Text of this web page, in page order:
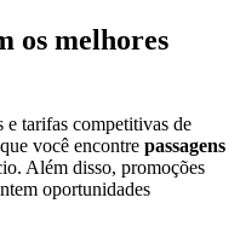
os melhores
e tarifas competitivas de
você encontre passagens
Além disso, promoções
oportunidades